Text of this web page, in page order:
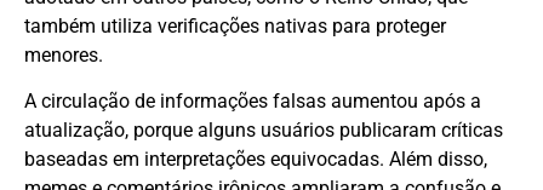
também utiliza verificações nativas para proteger
menores.
A circulação de informações falsas aumentou após a
atualização, porque alguns usuários publicaram críticas
baseadas em interpretações equivocadas. Além disso,